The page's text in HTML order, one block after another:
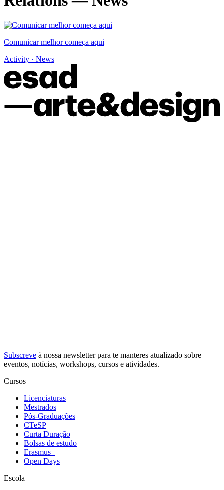
Comunicar melhor começa aqui
Activity · News
Subscreve à nossa newsletterpara te manteres atualizado sobre
eventos, notícias, workshops, cursos e atividades.
Cursos
Licenciaturas
Mestrados
Pós-Graduações
CTeSP
Curta Duração
Bolsas de estudo
Erasmus+
Open Days
Escola